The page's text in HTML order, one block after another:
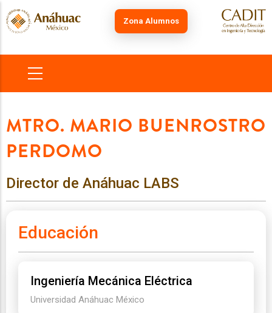
Skip
to
main
Zona Alumnos
MAIN
NAVIGATION
MTRO. MARIO BUENROSTRO
PERDOMO
Director de Anáhuac LABS
Educación
Ingeniería Mecánica Eléctrica
Universidad Anáhuac México